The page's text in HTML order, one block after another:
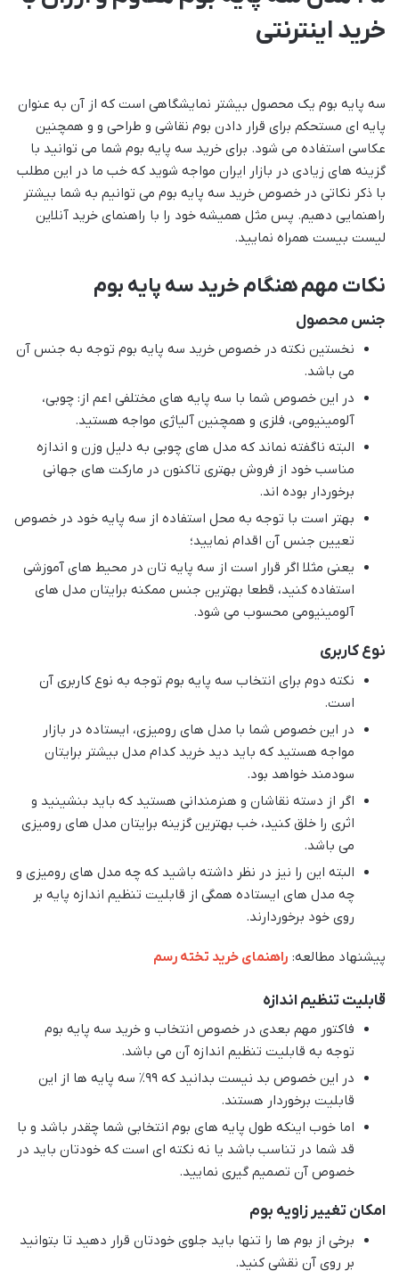
خرید اینترنتی
سه پایه بوم یک محصول بیشتر نمایشگاهی است که از آن به عنوان
پایه ای مستحکم برای قرار دادن بوم نقاشی و طراحی و و همچنین
عکاسی استفاده می شود. برای خرید سه پایه بوم شما می توانید با
گزینه های زیادی در بازار ایران مواجه شوید که خب ما در این مطلب
با ذکر نکاتی در خصوص خرید سه پایه بوم می توانیم به شما بیشتر
راهنمایی دهیم. پس مثل همیشه خود را با راهنمای خرید آنلاین
لیست بیست همراه نمایید.
نکات مهم هنگام خرید سه پایه بوم
جنس محصول
نخستین نکته در خصوص خرید سه پایه بوم توجه به جنس آن
می باشد.
در این خصوص شما با سه پایه های مختلفی اعم از: چوبی،
آلومینیومی، فلزی و همچنین آلیاژی مواجه هستید.
البته ناگفته نماند که مدل های چوبی به دلیل وزن و اندازه
مناسب خود از فروش بهتری تاکنون در مارکت های جهانی
برخوردار بوده اند.
بهتر است با توجه به محل استفاده از سه پایه خود در خصوص
تعیین جنس آن اقدام نمایید؛
یعنی مثلا اگر قرار است از سه پایه تان در محیط های آموزشی
استفاده کنید، قطعا بهترین جنس ممکنه برایتان مدل های
آلومینیومی محسوب می شود.
نوع کاربری
نکته دوم برای انتخاب سه پایه بوم توجه به نوع کاربری آن
است.
در این خصوص شما با مدل های رومیزی، ایستاده در بازار
مواجه هستید که باید دید خرید کدام مدل بیشتر برایتان
سودمند خواهد بود.
اگر از دسته نقاشان و هنرمندانی هستید که باید بنشینید و
اثری را خلق کنید، خب بهترین گزینه برایتان مدل های رومیزی
می باشد.
البته این را نیز در نظر داشته باشید که چه مدل های رومیزی و
چه مدل های ایستاده همگی از قابلیت تنظیم اندازه پایه بر
روی خود برخوردارند.
پیشنهاد مطالعه: راهنمای خرید تخته رسم
قابلیت تنظیم اندازه
فاکتور مهم بعدی در خصوص انتخاب و خرید سه پایه بوم
توجه به قابلیت تنظیم اندازه آن می باشد.
در این خصوص بد نیست بدانید که 99٪ سه پایه ها از این
قابلیت برخوردار هستند.
اما خوب اینکه طول پایه های بوم انتخابی شما چقدر باشد و با
قد شما در تناسب باشد یا نه نکته ای است که خودتان باید در
خصوص آن تصمیم گیری نمایید.
امکان تغییر زاویه بوم
برخی از بوم ها را تنها باید جلوی خودتان قرار دهید تا بتوانید
بر روی آن نقشی کنید.